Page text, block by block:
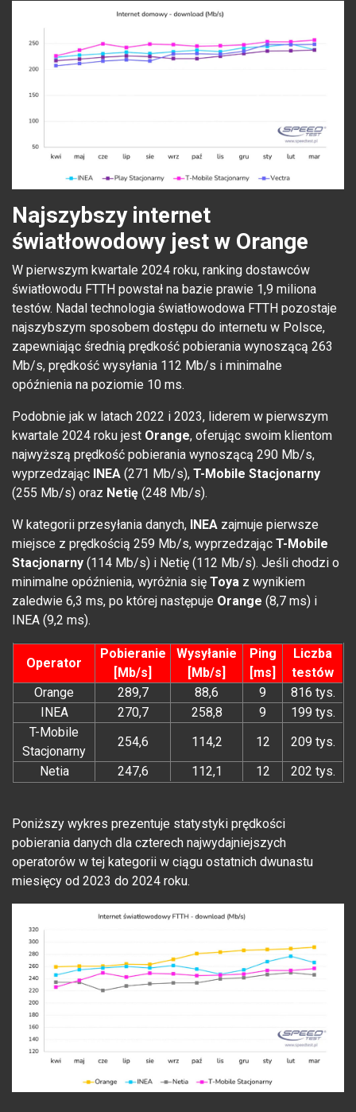
Najszybszy internet
światłowodowy jest w Orange
W pierwszym kwartale 2024 roku, ranking dostawców
światłowodu FTTH powstał na bazie prawie 1,9 miliona
testów. Nadal technologia światłowodowa FTTH pozostaje
najszybszym sposobem dostępu do internetu w Polsce,
zapewniając średnią prędkość pobierania wynoszącą 263
Mb/s, prędkość wysyłania 112 Mb/s i minimalne
opóźnienia na poziomie 10 ms.
Podobnie jak w latach 2022 i 2023, liderem w pierwszym
kwartale 2024 roku jest Orange, oferując swoim klientom
najwyższą prędkość pobierania wynoszącą 290 Mb/s,
wyprzedzając INEA (271 Mb/s), T-Mobile Stacjonarny
(255 Mb/s) oraz Netię (248 Mb/s).
W kategorii przesyłania danych, INEA zajmuje pierwsze
miejsce z prędkością 259 Mb/s, wyprzedzając T-Mobile
Stacjonarny (114 Mb/s) i Netię (112 Mb/s). Jeśli chodzi o
minimalne opóźnienia, wyróżnia się Toya z wynikiem
zaledwie 6,3 ms, po której następuje Orange (8,7 ms) i
INEA (9,2 ms).
Operator
Pobieranie
[Mb/s]
Wysyłanie
[Mb/s]
Ping
[ms]
Liczba
testów
Orange
289,7 88,6 9
816 tys.
INEA
270,7 258,8 9
199 tys.
T-Mobile
Stacjonarny
254,6 114,2 12
209 tys.
Netia
247,6 112,1 12 202 tys.
Poniższy wykres prezentuje statystyki prędkości
pobierania danych dla czterech najwydajniejszych
operatorów w tej kategorii w ciągu ostatnich dwunastu
miesięcy od 2023 do 2024 roku.